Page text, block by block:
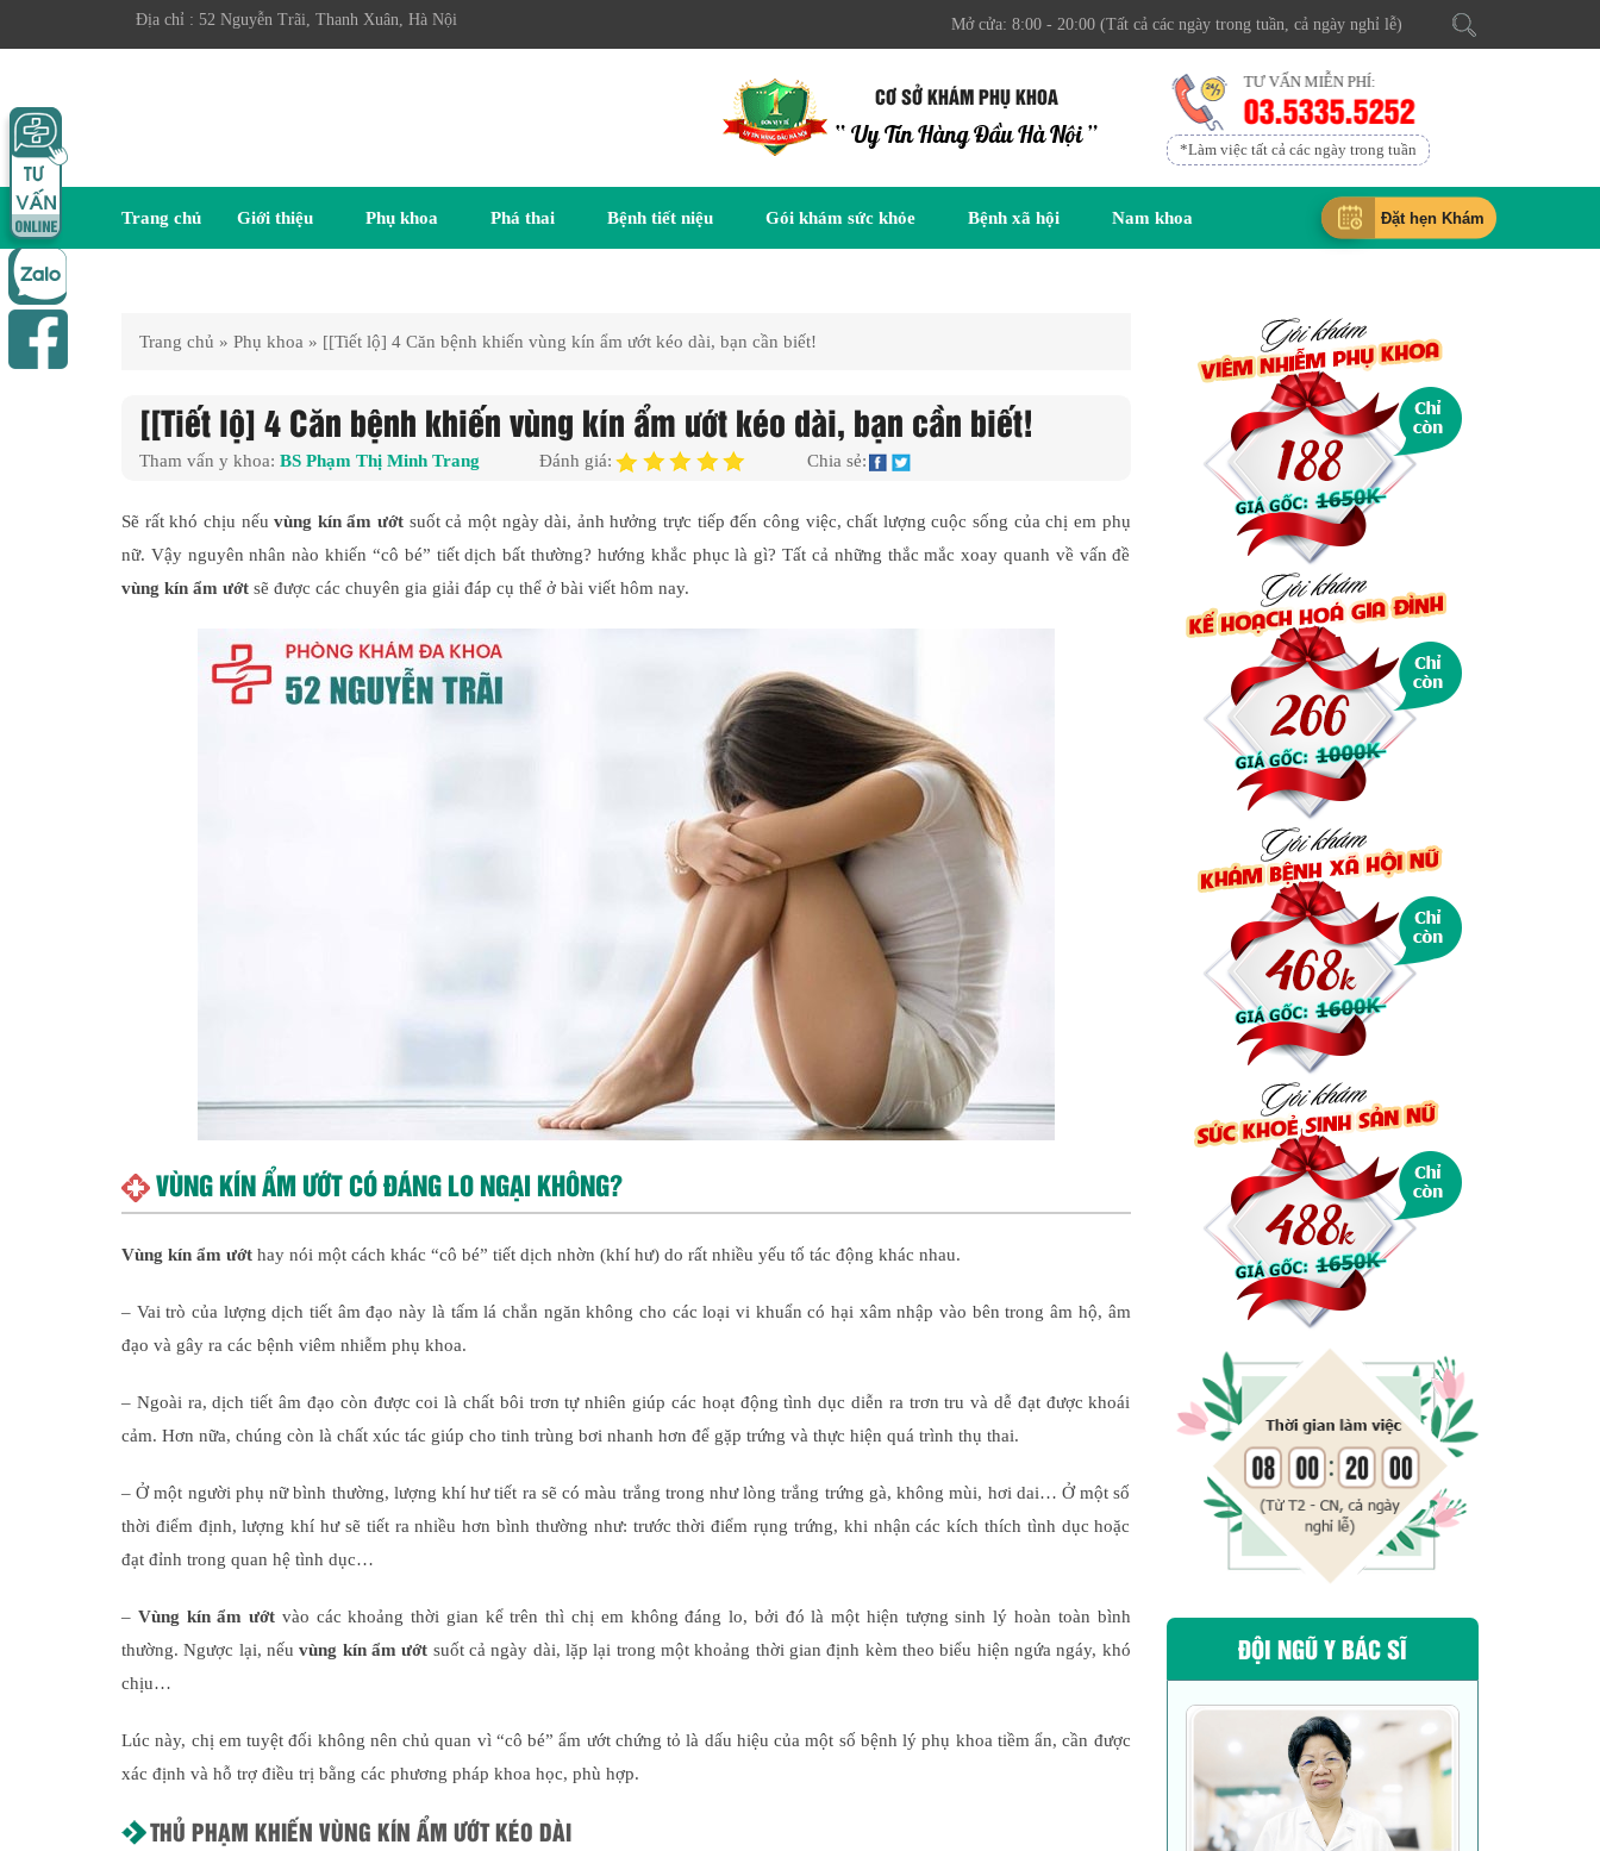
Địa chỉ : 52 Nguyễn Trãi, Thanh Xuân, Hà Nội Mở cửa: 8:00 - 20:00 (Tất cả các ngày trong tuần, cả ngày nghỉ lễ)
CƠ SỞ KHÁM PHỤ KHOA
“ Uy Tín Hàng Đầu Hà Nội ”
TƯ VẤN MIỄN PHÍ:
03.5335.5252
*Làm việc tất cả các ngày trong tuần
Trang chủ Giới thiệu Phụ khoa Phá thai Bệnh tiết niệu Gói khám sức khỏe Bệnh xã hội Nam khoa Đặt hẹn Khám
Trang chủ » Phụ khoa » [[Tiết lộ] 4 Căn bệnh khiến vùng kín ẩm ướt kéo dài, bạn cần biết!
[[Tiết lộ] 4 Căn bệnh khiến vùng kín ẩm ướt kéo dài, bạn cần biết!
Tham vấn y khoa: BS Phạm Thị Minh Trang Đánh giá: Chia sẻ:
Sẽ rất khó chịu nếuvùng kín ẩm ướt suốt cả một ngày dài, ảnh hưởng trực tiếp đến công việc, chất lượng cuộc sống của chị em phụ
nữ. Vậy nguyên nhân nào khiến “cô bé” tiết dịch bất thường? hướng khắc phục là gì? Tất cả những thắc mắc xoay quanh về vấn đề
vùng kín ẩm ướt sẽ được các chuyên gia giải đáp cụ thể ở bài viết hôm nay.
VÙNG KÍN ẨM ƯỚT CÓ ĐÁNG LO NGẠI KHÔNG?
Vùng kín ẩm ướt hay nói một cách khác “cô bé” tiết dịch nhờn (khí hư) do rất nhiều yếu tố tác động khác nhau.
– Vai trò của lượng dịch tiết âm đạo này là tấm lá chắn ngăn không cho các loại vi khuẩn có hại xâm nhập vào bên trong âm hộ, âm
đạo và gây ra các bệnh viêm nhiễm phụ khoa.
– Ngoài ra, dịch tiết âm đạo còn được coi là chất bôi trơn tự nhiên giúp các hoạt động tình dục diễn ra trơn tru và dễ đạt được khoái
cảm. Hơn nữa, chúng còn là chất xúc tác giúp cho tinh trùng bơi nhanh hơn để gặp trứng và thực hiện quá trình thụ thai.
– Ở một người phụ nữ bình thường, lượng khí hư tiết ra sẽ có màu trắng trong như lòng trắng trứng gà, không mùi, hơi dai… Ở một số
thời điểm định, lượng khí hư sẽ tiết ra nhiều hơn bình thường như: trước thời điểm rụng trứng, khi nhận các kích thích tình dục hoặc
đạt đỉnh trong quan hệ tình dục…
– Vùng kín ẩm ướt vào các khoảng thời gian kể trên thì chị em không đáng lo, bởi đó là một hiện tượng sinh lý hoàn toàn bình
thường. Ngược lại, nếuvùng kín ẩm ướt suốt cả ngày dài, lặp lại trong một khoảng thời gian định kèm theo biểu hiện ngứa ngáy, khó
chịu…
Lúc này, chị em tuyệt đối không nên chủ quan vì “cô bé” ẩm ướt chứng tỏ là dấu hiệu của một số bệnh lý phụ khoa tiềm ẩn, cần được
xác định và hỗ trợ điều trị bằng các phương pháp khoa học, phù hợp.
THỦ PHẠM KHIẾN VÙNG KÍN ẨM ƯỚT KÉO DÀI
ĐỘI NGŨ Y BÁC SĨ